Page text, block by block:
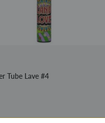
Tube Lave #4